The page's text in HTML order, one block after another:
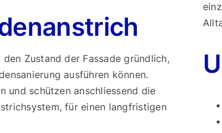
Zustand der Fassade gründlich,
ausführen können.
und schützen anschliessend die
für einen langfristigen